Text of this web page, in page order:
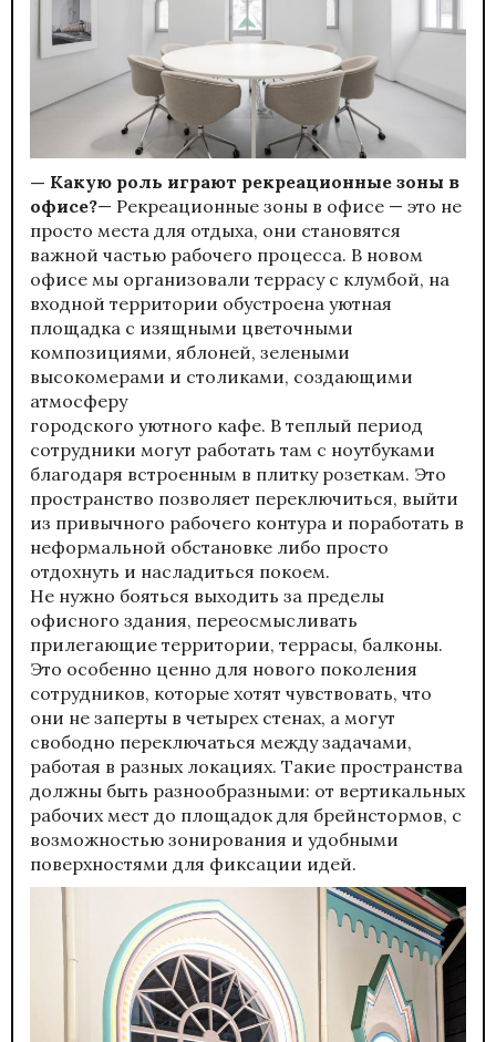
— Какую роль играют рекреационные зоны в
офисе?— Рекреационные зоны в офисе — это не
просто места для отдыха, они становятся
важной частью рабочего процесса. В новом
офисе мы организовали террасу с клумбой, на
входной территории обустроена уютная
площадка с изящными цветочными
композициями, яблоней, зелеными
высокомерами и столиками, создающими
атмосферу
городского уютного кафе. В теплый период
сотрудники могут работать там с ноутбуками
благодаря встроенным в плитку розеткам. Это
пространство позволяет переключиться, выйти
из привычного рабочего контура и поработать в
неформальной обстановке либо просто
отдохнуть и насладиться покоем.
Не нужно бояться выходить за пределы
офисного здания, переосмысливать
прилегающие территории, террасы, балконы.
Это особенно ценно для нового поколения
сотрудников, которые хотят чувствовать, что
они не заперты в четырех стенах, а могут
свободно переключаться между задачами,
работая в разных локациях. Такие пространства
должны быть разнообразными: от вертикальных
рабочих мест до площадок для брейнстормов, с
возможностью зонирования и удобными
поверхностями для фиксации идей.